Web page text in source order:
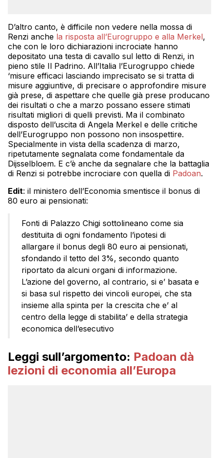
D’altro canto, è difficile non vedere nella mossa di
Renzi anche la risposta all’Eurogruppo e alla Merkel,
che con le loro dichiarazioni incrociate hanno
depositato una testa di cavallo sul letto di Renzi, in
pieno stile Il Padrino. All’Italia l’Eurogruppo chiede
‘misure efficaci lasciando imprecisato se si tratta di
misure aggiuntive, di precisare o approfondire misure
già prese, di aspettare che quelle già prese producano
dei risultati o che a marzo possano essere stimati
risultati migliori di quelli previsti. Ma il combinato
disposto dell’uscita di Angela Merkel e delle critiche
dell’Eurogruppo non possono non insospettire.
Specialmente in vista della scadenza di marzo,
ripetutamente segnalata come fondamentale da
Dijsselbloem. E c’è anche da segnalare che la battaglia
di Renzi si potrebbe incrociare con quella di Padoan.
Edit: il ministero dell’Economia smentisce il bonus di
80 euro ai pensionati:
Fonti di Palazzo Chigi sottolineano come sia
destituita di ogni fondamento l’ipotesi di
allargare il bonus degli 80 euro ai pensionati,
sfondando il tetto del 3%, secondo quanto
riportato da alcuni organi di informazione.
L’azione del governo, al contrario, si e’ basata e
si basa sul rispetto dei vincoli europei, che sta
insieme alla spinta per la crescita che e’ al
centro della legge di stabilita’ e della strategia
economica dell’esecutivo
Leggi sull’argomento: Padoan dà
lezioni di economia all’Europa